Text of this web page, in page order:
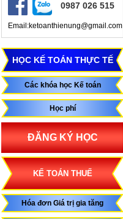
0987 026 515
Email:ketoanthienung@gmail.com
HỌC KẾ TOÁN THỰC TẾ
Các khóa học Kế toán
Học phí
ĐĂNG KÝ HỌC
KẾ TOÁN THUẾ
Hóa đơn Giá trị gia tăng